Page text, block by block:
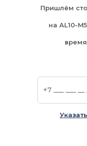
Пришлём
на AL10-